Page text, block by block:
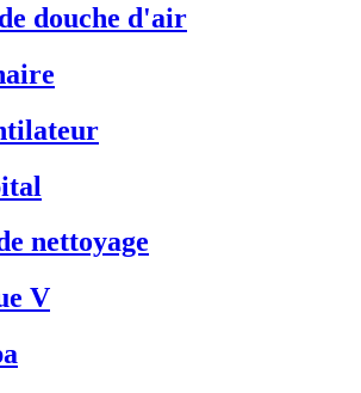
douche d'air
nettoyage
V